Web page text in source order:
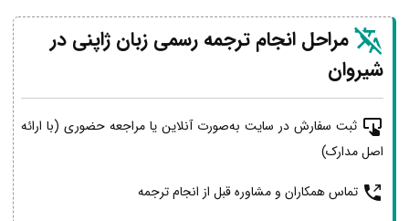
مراحل انجام ترجمه رسمی زبان ژاپنی در
شیروان
ثبت سفارش در سایت به‌صورت آنلاین یا مراجعه حضوری (با ارائه
اصل مدارک)
تماس همکاران و مشاوره قبل از انجام ترجمه